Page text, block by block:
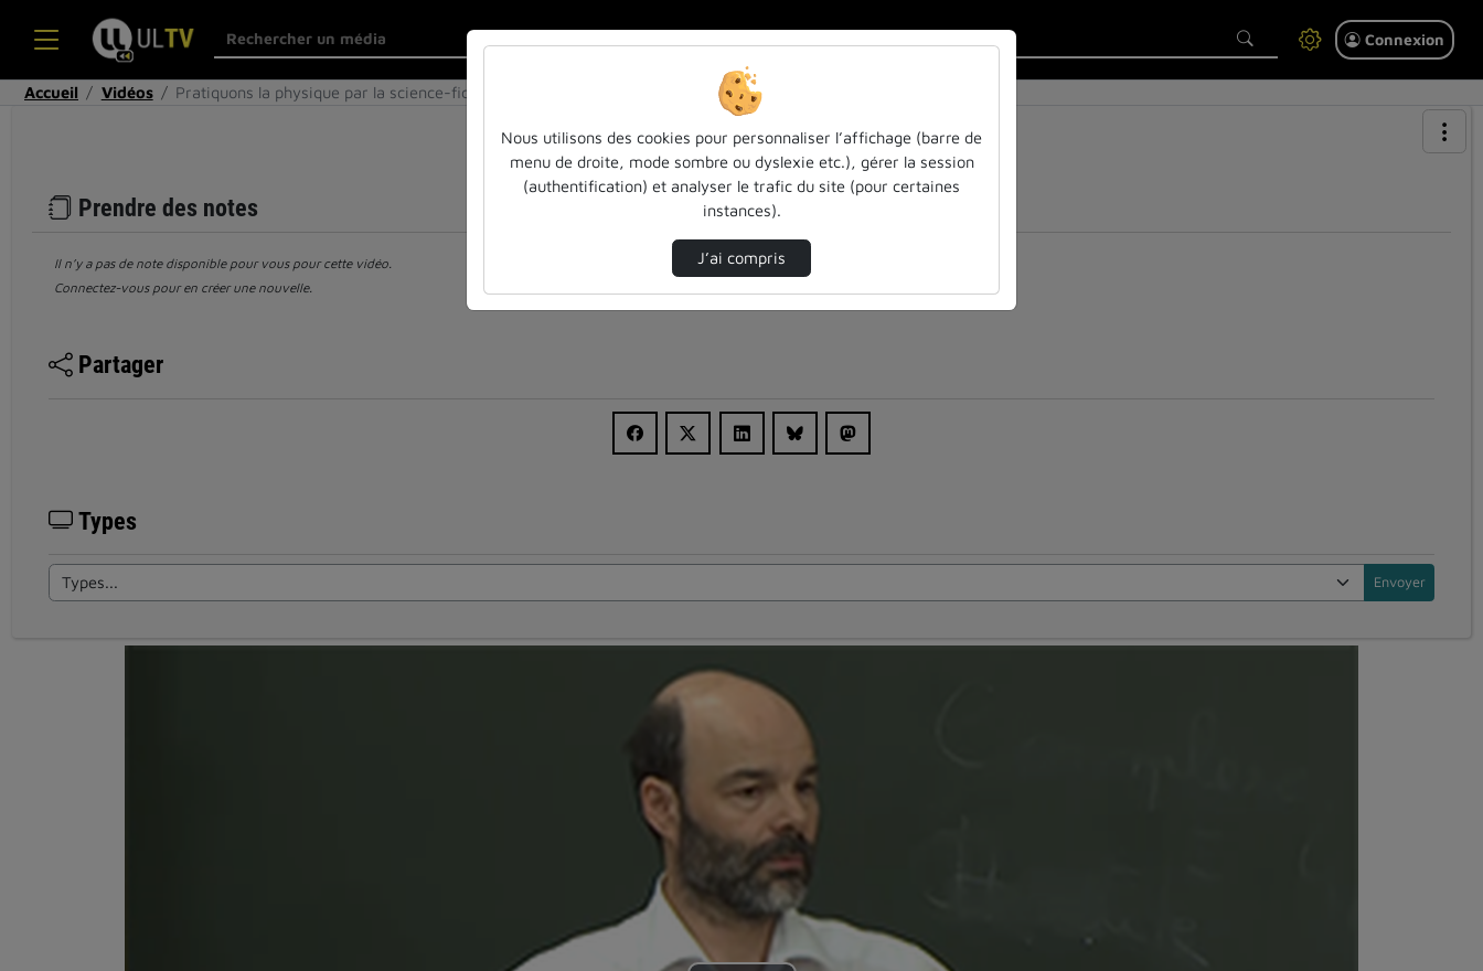
Connexion
Accueil Vidéos Pratiquons la physique par la science-fictio…
Prendre des notes
Il n’y a pas de note disponible pour vous pour cette vidéo.
Connectez-vous pour en créer une nouvelle.
Partager
Types
Nous utilisons des cookies pour personnaliser l’affichage (barre de
menu de droite, mode sombre ou dyslexie etc.), gérer la session
(authentification) et analyser le trafic du site (pour certaines
instances).
J’ai compris